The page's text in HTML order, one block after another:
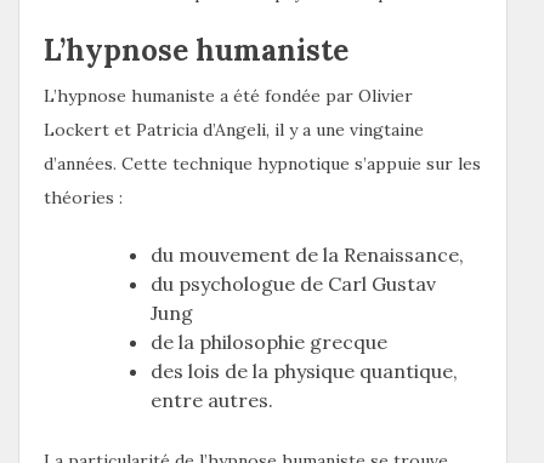
L’hypnose humaniste
L’hypnose humaniste a été fondée par Olivier
Lockert et Patricia d’Angeli, il y a une vingtaine
d’années. Cette technique hypnotique s’appuie sur les
théories :
du mouvement de la Renaissance,
du psychologue de Carl Gustav
Jung
de la philosophie grecque
des lois de la physique quantique,
entre autres.